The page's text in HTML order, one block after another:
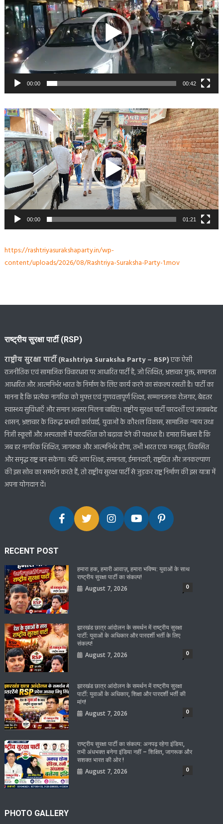
00:00 00:42
Video
Player
00:00 01:21
https://rashtriyasurakshaparty.in/wp-
content/uploads/2026/08/Rashtriya-Suraksha-Party-1.mov
राष्ट्रीय सुरक्षा पार्टी (RSP)
राष्ट्रीय सुरक्षा पार्टी (Rashtriya Suraksha Party – RSP)एक ऐसी
राजनीतिक एवं सामाजिक विचारधारा पर आधारित पार्टी है, जो शिक्षित, भ्रष्टाचार मुक्त, समानता
आधारित और आत्मनिर्भर भारत के निर्माण के लिए कार्य करने का संकल्प रखती है। पार्टी का
मानना है कि प्रत्येक नागरिक को मुफ्त एवं गुणवत्तापूर्ण शिक्षा, सम्मानजनक रोजगार, बेहतर
स्वास्थ्य सुविधाएँ और समान अवसर मिलना चाहिए। राष्ट्रीय सुरक्षा पार्टी पारदर्शी एवं जवाबदेह
शासन, भ्रष्टाचार के विरुद्ध प्रभावी कार्रवाई, युवाओं के कौशल विकास, सामाजिक न्याय तथा
निजी स्कूलों और अस्पतालों में पारदर्शिता को बढ़ावा देने की पक्षधर है। हमारा विश्वास है कि
जब हर नागरिक शिक्षित, जागरूक और आत्मनिर्भर होगा, तभी भारत एक मजबूत, विकसित
और समृद्ध राष्ट्र बन सकेगा। यदि आप शिक्षा, समानता, ईमानदारी, राष्ट्रहित और जनकल्याण
की इस सोच का समर्थन करते हैं, तो राष्ट्रीय सुरक्षा पार्टी से जुड़कर राष्ट्र निर्माण की इस यात्रा में
अपना योगदान दें।
RECENT POST
हमारा हक, हमारी आवाज़, हमारा भविष्य: युवाओं के साथ
राष्ट्रीय सुरक्षा पार्टी का संकल्प!
August 7, 2026 0
झारखंड छात्र आंदोलन के समर्थन में राष्ट्रीय सुरक्षा
पार्टी: युवाओं के अधिकार और पारदर्शी भर्ती के लिए
संकल्प!
August 7, 2026 0
झारखंड छात्र आंदोलन के समर्थन में राष्ट्रीय सुरक्षा
पार्टी: युवाओं के अधिकार, शिक्षा और पारदर्शी भर्ती की
मांग!
August 7, 2026 0
राष्ट्रीय सुरक्षा पार्टी का संकल्प: अनपढ़ रहेगा इंडिया,
तभी अंधभक्त बनेगा इंडिया नहीं – शिक्षित, जागरूक और
सशक्त भारत की ओर !
August 7, 2026 0
PHOTO GALLERY